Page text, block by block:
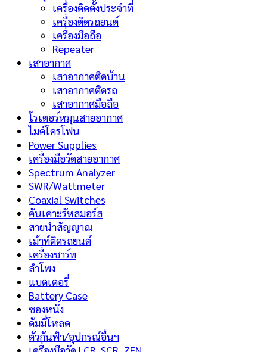
เครื่องติดตั้งประจำที่
เครื่องติดรถยนต์
เครื่องมือถือ
Repeater
เสาอากาศ
เสาอากาศติดบ้าน
เสาอากาศติดรถ
เสาอากาศมือถือ
โรเตอร์หมุนสายอากาศ
ไมค์โครโฟน
Power Supplies
เครื่องมือวัดสายอากาศ
Spectrum Analyzer
SWR/Wattmeter
Coaxial Switches
คันเคาะรัหสมอร์ส
สายนำสัญญาณ
เม้าท์ติดรถยนต์
เครื่องชาร์ท
ลำโพง
แบตเตอรี่
Battery Case
ซองหนัง
ดัมมี่โหลด
ตัวกันฟ้า/อุปกรณ์อื่นฯ